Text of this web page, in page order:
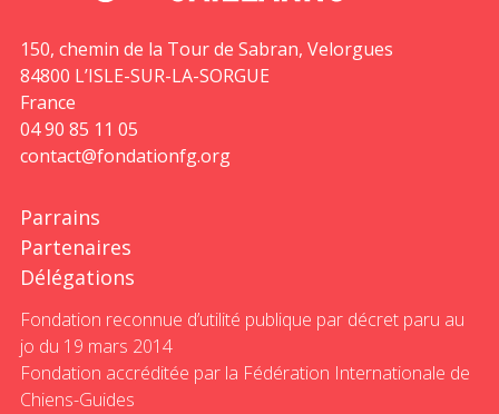
150, chemin de la Tour de Sabran, Velorgues
84800 L’ISLE-SUR-LA-SORGUE
France
04 90 85 11 05
contact@fondationfg.org
Parrains
Partenaires
Délégations
Fondation reconnue d’utilité publique par décret paru au
jo du 19 mars 2014
Fondation accréditée par la Fédération Internationale de
Chiens-Guides